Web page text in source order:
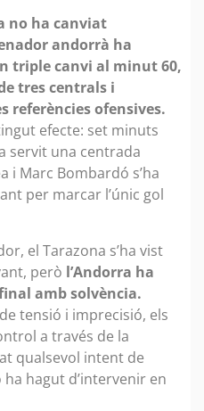
no ha canviat
andorrà ha
triple canvi al minut 60,
tres centrals i
referències ofensives.
efecte: set minuts
servit una centrada
i Marc Bombardó s’ha
per marcar l’únic gol
el Tarazona s’ha vist
però l’Andorra ha
amb solvència.
tensió i imprecisió, els
a través de la
qualsevol intent de
hagut d’intervenir en